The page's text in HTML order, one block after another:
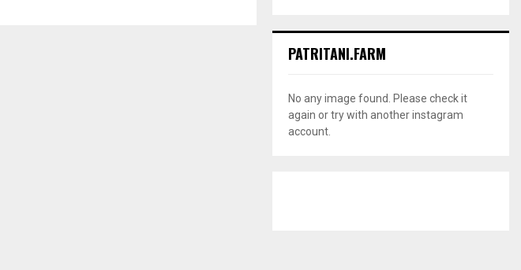
PATRITANI.FARM
No any image found. Please check it
again or try with another instagram
account.